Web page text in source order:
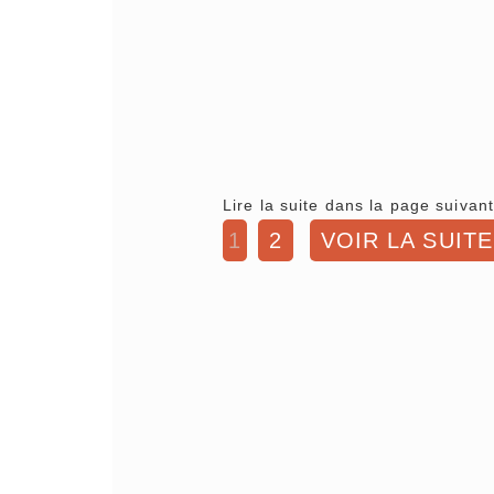
Lire la suite dans la page
1 2 VOIR LA SUITE